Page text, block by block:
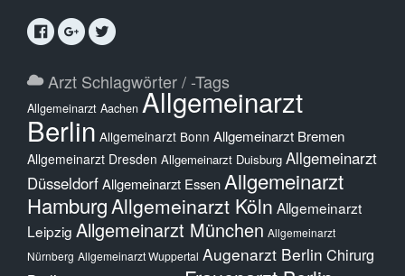
Arzt Schlagwörter / -Tags
Allgemeinarzt Aachen Allgemeinarzt
Berlin Allgemeinarzt Bonn Allgemeinarzt Bremen
Allgemeinarzt Dresden Allgemeinarzt Duisburg Allgemeinarzt
DüsseldorfAllgemeinarzt Essen Allgemeinarzt
HamburgAllgemeinarzt Köln Allgemeinarzt
Leipzig Allgemeinarzt München Allgemeinarzt
Nürnberg Allgemeinarzt Wuppertal Augenarzt Berlin Chirurg